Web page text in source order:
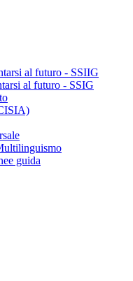
al futuro - SSIIG
al futuro - SSIG
guida